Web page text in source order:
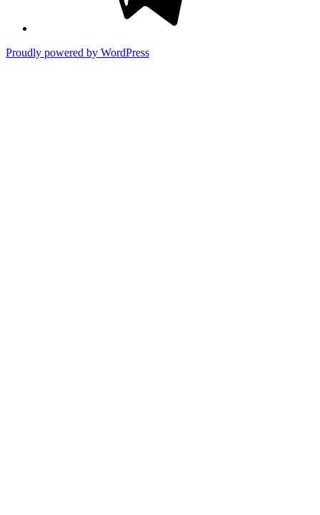
Proudly powered by WordPress